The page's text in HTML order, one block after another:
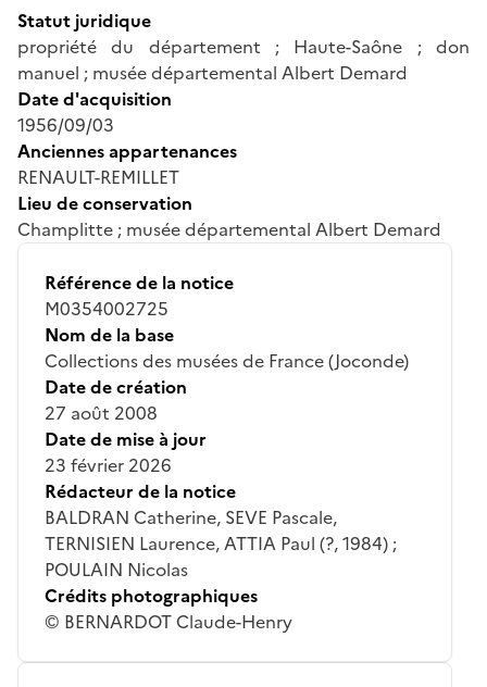
Statut juridique
propriété du département ; Haute-Saône ; don
manuel ; musée départemental Albert Demard
Date d'acquisition
1956/09/03
Anciennes appartenances
RENAULT-REMILLET
Lieu de conservation
Champlitte ; musée départemental Albert Demard
Référence de la notice
M0354002725
Nom de la base
Collections des musées de France (Joconde)
Date de création
27 août 2008
Date de mise à jour
23 février 2026
Rédacteur de la notice
BALDRAN Catherine, SEVE Pascale,
TERNISIEN Laurence, ATTIA Paul (?, 1984) ;
POULAIN Nicolas
Crédits photographiques
© BERNARDOT Claude-Henry